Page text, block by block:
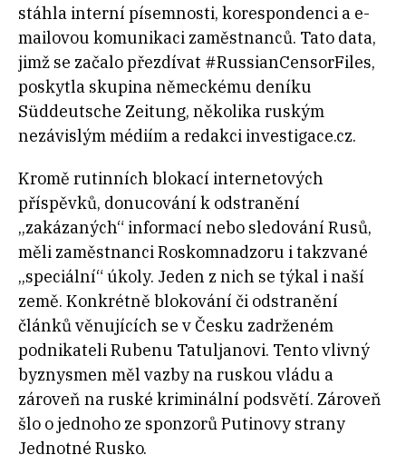
stáhla interní písemnosti, korespondenci a e-
mailovou komunikaci zaměstnanců. Tato data,
jimž se začalo přezdívat #RussianCensorFiles,
poskytla skupina německému deníku
Süddeutsche Zeitung, několika ruským
nezávislým médiím a redakci investigace.cz.
Kromě rutinních blokací internetových
příspěvků, donucování k odstranění
„zakázaných“ informací nebo sledování Rusů,
měli zaměstnanci Roskomnadzoru i takzvané
„speciální“ úkoly. Jeden z nich se týkal i naší
země. Konkrétně blokování či odstranění
článků věnujících se v Česku zadrženém
podnikateli Rubenu Tatuljanovi. Tento vlivný
byznysmen měl vazby na ruskou vládu a
zároveň na ruské kriminální podsvětí. Zároveň
šlo o jednoho ze sponzorů Putinovy strany
Jednotné Rusko.